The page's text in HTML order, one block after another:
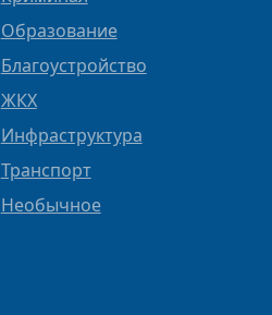
Образование
Благоустройство
ЖКХ
Инфраструктура
Транспорт
Необычное